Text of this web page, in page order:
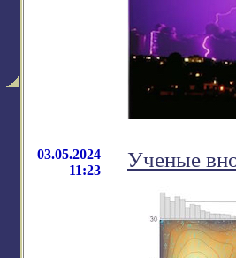
03.05.2024
11:23
Ученые